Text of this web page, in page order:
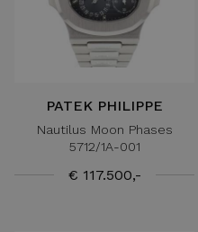
PATEK PHILIPPE
Nautilus Moon Phases
5712/1A-001
€ 117.500,-